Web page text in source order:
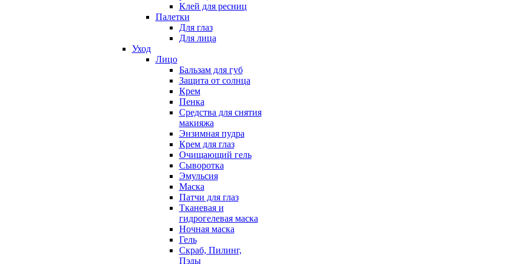
Клей для ресниц
Палетки
Для глаз
Для лица
Уход
Лицо
Бальзам для губ
Защита от солнца
Крем
Пенка
Средства для снятия
макияжа
Энзимная пудра
Крем для глаз
Очищающий гель
Сыворотка
Эмульсия
Маска
Патчи для глаз
Тканевая и
гидрогелевая маска
Ночная маска
Гель
Скраб, Пилинг,
Пэды